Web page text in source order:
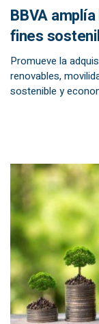
BBVA
fines
Promueve la
renovables,
sostenible y